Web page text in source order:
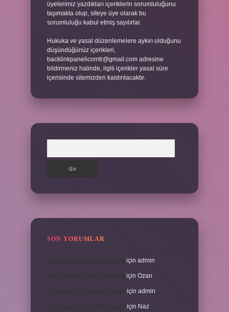
üyelerimiz yazdıkları içeriklerin sorumluluğunu
taşımakta olup, siteye üye olarak bu
sorumluluğu kabul etmiş sayılırlar.
Hukuka ve yasal düzenlemelere aykırı olduğunu
düşündüğünüz içerikleri,
backlinkpanelicomtr@gmail.com adresine
bildirmeniz halinde, ilgili içerikler yasal süre
içerisinde sitemizden kaldırılacaktır.
SON YORUMLAR
için admin
için Ozan
için admin
için Naz